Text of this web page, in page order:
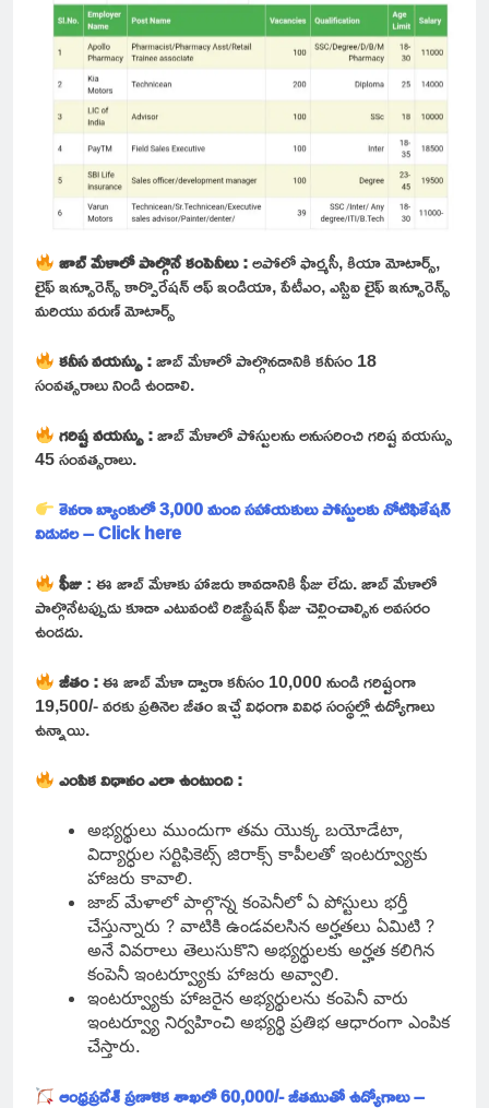
జాబ్ మేళాలో పాల్గొనే కంపెనీలు :అపోలో ఫార్మసీ, కియా మోటార్స్,
లైఫ్ ఇన్సూరెన్స్ కార్పొరేషన్ ఆఫ్ ఇండియా, పేటీఎం, ఎస్బిఐ లైఫ్ ఇన్సూరెన్స్
మరియు వరుణ్ మోటార్స్
కనీస వయస్సు :జాబ్ మేళాలో పాల్గొనడానికి కనీసం 18
సంవత్సరాలు నిండి ఉండాలి.
గరిష్ట వయస్సు :జాబ్ మేళాలో పోస్టులను అనుసరించి గరిష్ట వయస్సు
45 సంవత్సరాలు.
కెనరా బ్యాంకులో 3,000 మంది సహాయకులు పోస్టులకు నోటిఫికేషన్
విడుదల – Click here
ఫీజు: ఈ జాబ్ మేళాకు హాజరు కావడానికి ఫీజు లేదు. జాబ్ మేళాలో
పాల్గొనేటప్పుడు కూడా ఎటువంటి రిజిస్ట్రేషన్ ఫీజు చెల్లించాల్సిన అవసరం
ఉండదు.
జీతం :ఈ జాబ్ మేళా ద్వారా కనీసం 10,000 నుండి గరిష్టంగా
19,500/- వరకు ప్రతినెల జీతం ఇచ్చే విధంగా వివిధ సంస్థల్లో ఉద్యోగాలు
ఉన్నాయి.
ఎంపిక విధానం ఎలా ఉంటుంది :
అభ్యర్థులు ముందుగా తమ యొక్క బయోడేటా,
విద్యార్ధుల సర్టిఫికెట్స్ జిరాక్స్ కాపీలతో ఇంటర్వ్యూకు
హాజరు కావాలి.
జాబ్ మేళాలో పాల్గొన్న కంపెనీలో ఏ పోస్టులు భర్తీ
చేస్తున్నారు ? వాటికి ఉండవలసిన అర్హతలు ఏమిటి ?
అనే వివరాలు తెలుసుకొని అభ్యర్థులకు అర్హత కలిగిన
కంపెనీ ఇంటర్వ్యూకు హాజరు అవ్వాలి.
ఇంటర్వ్యూకు హాజరైన అభ్యర్థులను కంపెనీ వారు
ఇంటర్వ్యూ నిర్వహించి అభ్యర్థి ప్రతిభ ఆధారంగా ఎంపిక
చేస్తారు.
ఆంధ్రప్రదేశ్ ప్రణాళిక శాఖలో 60,000/- జీతముతో ఉద్యోగాలు –